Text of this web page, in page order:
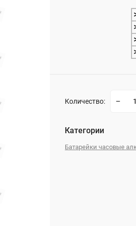
Количество:
Категории
Батарейки часовые